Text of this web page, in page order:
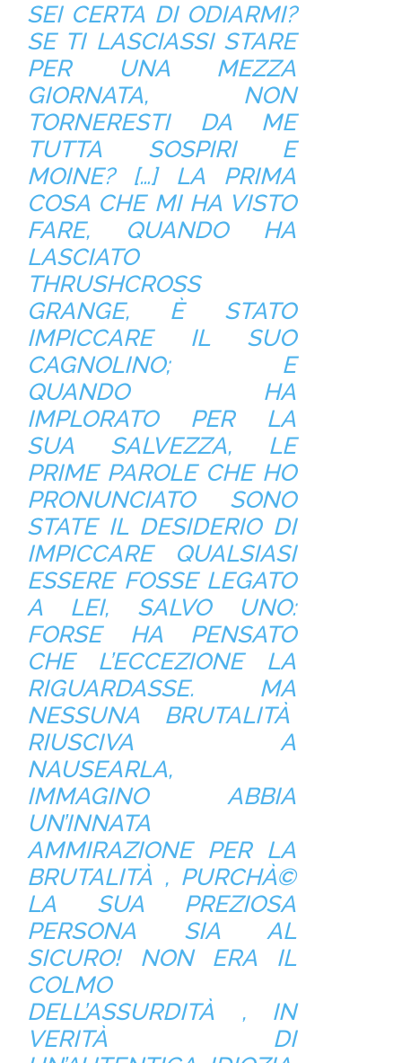
SEI CERTA DI ODIARMI?
SE TI LASCIASSI STARE
PER UNA MEZZA
GIORNATA, NON
TORNERESTI DA ME
TUTTA SOSPIRI E
MOINE? […] LA PRIMA
COSA CHE MI HA VISTO
FARE, QUANDO HA
LASCIATO
THRUSHCROSS
GRANGE, È STATO
IMPICCARE IL SUO
CAGNOLINO; E
QUANDO HA
IMPLORATO PER LA
SUA SALVEZZA, LE
PRIME PAROLE CHE HO
PRONUNCIATO SONO
STATE IL DESIDERIO DI
IMPICCARE QUALSIASI
ESSERE FOSSE LEGATO
A LEI, SALVO UNO:
FORSE HA PENSATO
CHE L’ECCEZIONE LA
RIGUARDASSE. MA
NESSUNA BRUTALITÀ
RIUSCIVA A
NAUSEARLA,
IMMAGINO ABBIA
UN’INNATA
AMMIRAZIONE PER LA
BRUTALITÀ , PURCHÀ©
LA SUA PREZIOSA
PERSONA SIA AL
SICURO! NON ERA IL
COLMO
DELL’ASSURDITÀ , IN
VERITÀ DI